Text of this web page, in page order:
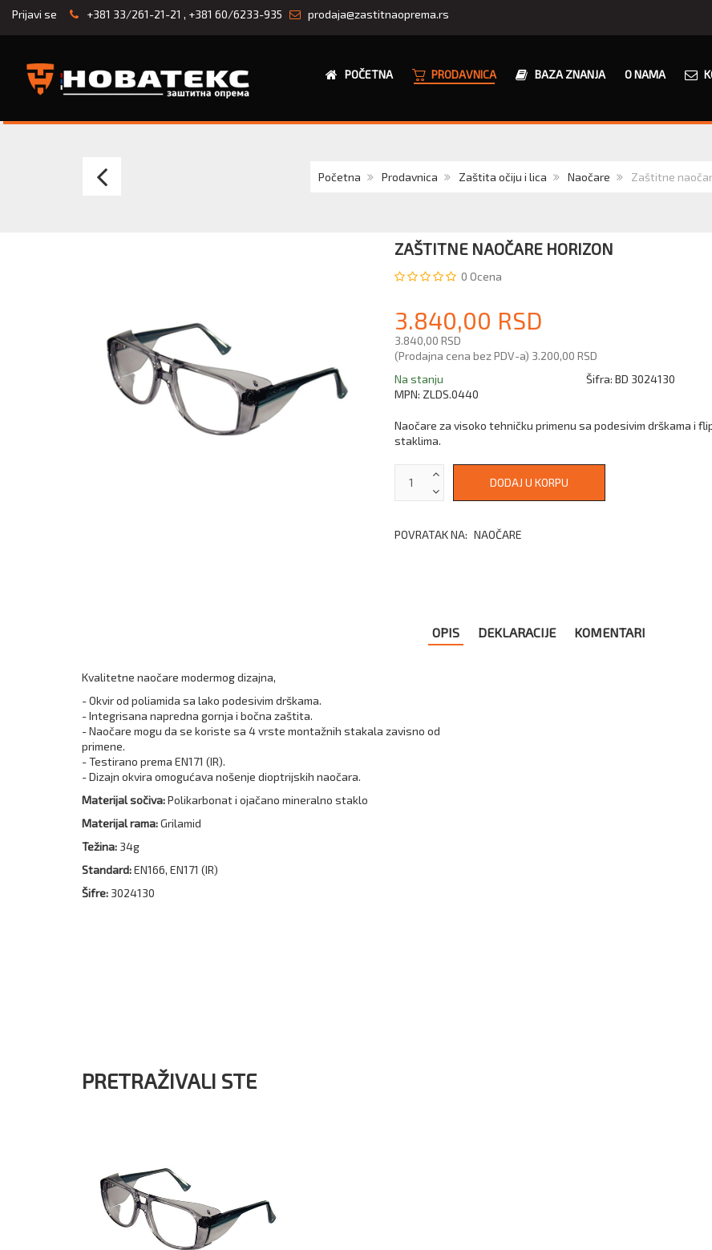
Prijavi se +381 33/261-21-21 , +381 60/6233-935 prodaja@zastitnaoprema.rs
POČETNA PRODAVNICA BAZA ZNANJA O NAMA
Početna Prodavnica Zaštita očiju i lica Naočare Zaštitne
Zaštitne
GoggleGear
500
Boja:
bistre
ZAŠTITNE NAOČARE HORIZON
0 Ocena
3.840,00 RSD
3.840,00 RSD
(Prodajna cena bez PDV-a) 3.200,00 RSD
Na stanju
Šifra: BD 3024130
MPN: ZLDS.0440
Naočare za visoko tehničku primenu sa podesivim drškama i
staklima.
POVRATAK NA: NAOČARE
OPIS DEKLARACIJE KOMENTARI
Kvalitetne naočare modermog dizajna,
- Okvir od poliamida sa lako podesivim drškama.
- Integrisana napredna gornja i bočna zaštita.
- Naočare mogu da se koriste sa 4 vrste montažnih stakala zavisno od
primene.
- Testirano prema EN171 (IR).
- Dizajn okvira omogućava nošenje dioptrijskih naočara.
Materijal sočiva:Polikarbonat i ojačano mineralno staklo
Materijal rama:Grilamid
Težina: 34g
Standard:EN166, EN171 (IR)
Šifre: 3024130
PRETRAŽIVALI STE